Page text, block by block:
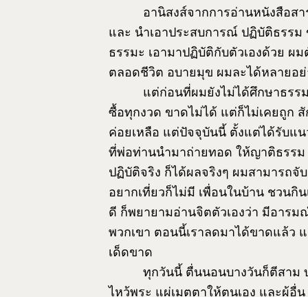
อานิสงส์จากการอ่านหนังสือส
และ นำเอาประสบการณ์ ปฏิบัติธรร
ธรรมะ เอามาปฏิบัติกับตัวเองด้วย ผ
ตลอดชีวิต อบายมุข ผมละได้หลายอ
แต่ก่อนที่ผมยังไม่ได้ศึกษาธรร
ซื้อทุกงวด ขาดไม่ได้ แต่ก็ไม่เคยถูก
ค่อยเหลือ แต่ปัจจุบันนี้ ตั้งแต่ได้รับแ
ที่พ่อท่านนำมาถ่ายทอด ให้ญาติธรร
ปฏิบัติจริง ก็ได้ผลจริงๆ ผมสามารถจั
อยากเที่ยวก็ไม่มี เพื่อนในบ้าน ชวนกิ
ดี ก็พยายามอ่านจิตตัวเองว่า มีอารมณ์
พวกเขา ตอนนี้เราลดมาได้ขาดแล้ว
เด็ดขาด
ทุกวันนี้ ตื่นนอนบางวันก็ตีสาม
ไหว้พระ แผ่เมตตาให้ตนเอง และผู้